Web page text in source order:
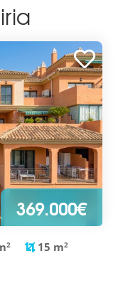
369.000€
2 15 m2